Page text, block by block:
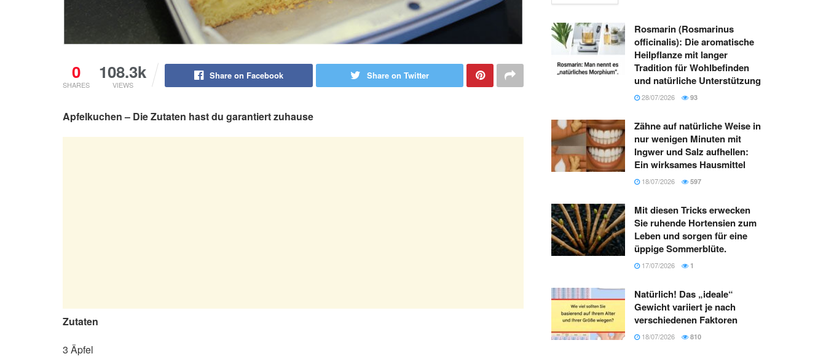
0
SHARES
108.3k
VIEWS
Share on Facebook Share on Twitter
Apfelkuchen – Die Zutaten hast du garantiert zuhause
Zutaten
3 Äpfel
Rosmarin (Rosmarinus
officinalis): Die aromatische
Heilpflanze mit langer
Tradition für Wohlbefinden
und natürliche Unterstützung
28/07/2026 93
Zähne auf natürliche Weise in
nur wenigen Minuten mit
Ingwer und Salz aufhellen:
Ein wirksames Hausmittel
18/07/2026 597
Mit diesen Tricks erwecken
Sie ruhende Hortensien zum
Leben und sorgen für eine
üppige Sommerblüte.
17/07/2026 1
Natürlich! Das „ideale“
Gewicht variiert je nach
verschiedenen Faktoren
18/07/2026 810